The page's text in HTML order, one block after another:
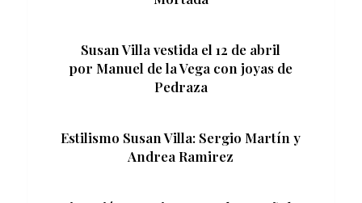
Susan Villa vestida el 12 de abril
por Manuel de la Vega con joyas de
Pedraza
Estilismo Susan Villa: Sergio Martín y
Andrea Ramirez